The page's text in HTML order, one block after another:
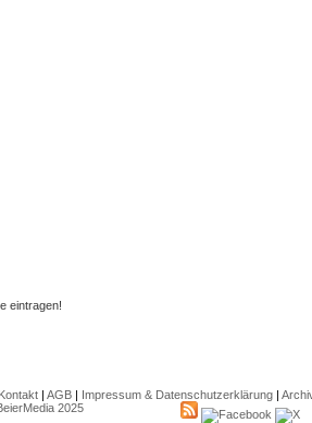
eintragen!
Kontakt| AGB| Impressum & Datenschutzerklärung|
2025